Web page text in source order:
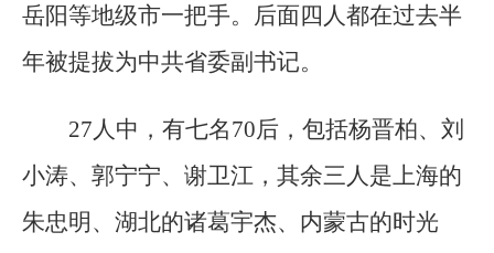
岳阳等地级市一把手。后面四人都在过去半
年被提拔为中共省委副书记。
27人中，有七名70后，包括杨晋柏、刘
小涛、郭宁宁、谢卫江，其余三人是上海的
朱忠明、湖北的诸葛宇杰、内蒙古的时光